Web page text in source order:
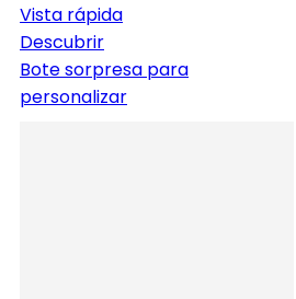
Vista rápida
Descubrir
Bote sorpresa para
personalizar